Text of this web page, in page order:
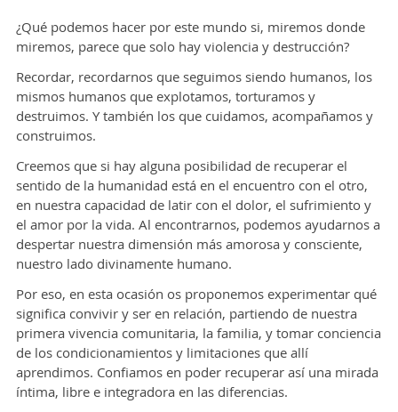
¿Qué podemos hacer por este mundo si, miremos donde
miremos, parece que solo hay violencia y destrucción?
Recordar, recordarnos que seguimos siendo humanos, los
mismos humanos que explotamos, torturamos y
destruimos. Y también los que cuidamos, acompañamos y
construimos.
Creemos que si hay alguna posibilidad de recuperar el
sentido de la humanidad está en el encuentro con el otro,
en nuestra capacidad de latir con el dolor, el sufrimiento y
el amor por la vida. Al encontrarnos, podemos ayudarnos a
despertar nuestra dimensión más amorosa y consciente,
nuestro lado divinamente humano.
Por eso, en esta ocasión os proponemos experimentar qué
significa convivir y ser en relación, partiendo de nuestra
primera vivencia comunitaria, la familia, y tomar conciencia
de los condicionamientos y limitaciones que allí
aprendimos. Confiamos en poder recuperar así una mirada
íntima, libre e integradora en las diferencias.